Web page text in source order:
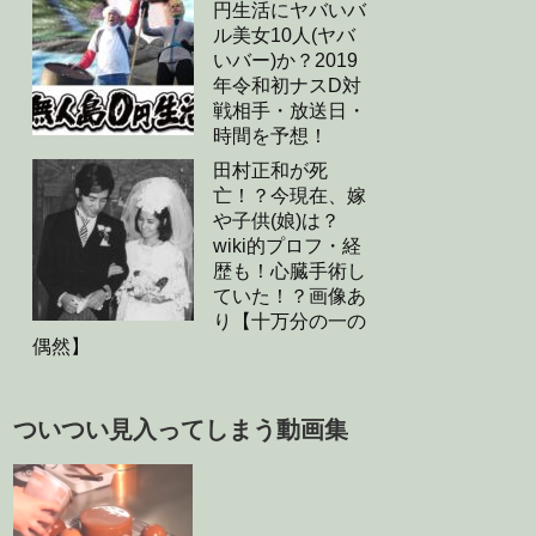
円生活にヤバいバ
ル美女10人(ヤバ
いバー)か？2019
年令和初ナスD対
戦相手・放送日・
時間を予想！
田村正和が死
亡！？今現在、嫁
や子供(娘)は？
wiki的プロフ・経
歴も！心臓手術し
ていた！？画像あ
り【十万分の一の
偶然】
ついつい見入ってしまう動画集